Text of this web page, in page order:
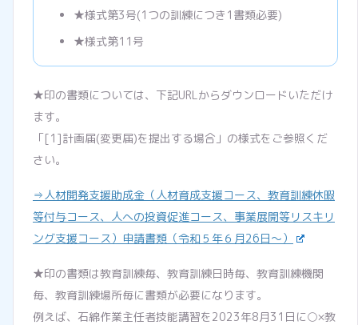
★様式第3号(1つの訓練につき1書類必要)
★様式第11号
★印の書類については、下記URLからダウンロードいただけ
ます。
「[1]計画届(変更届)を提出する場合」の様式をご参照くだ
さい。
⇒人材開発支援助成金（人材育成支援コース、教育訓練休暇
等付与コース、人への投資促進コース、事業展開等リスキリ
ング支援コース）申請書類（令和５年６月26日～）
★印の書類は教育訓練毎、教育訓練日時毎、教育訓練機関
毎、教育訓練場所毎に書類が必要になります。
例えば、石綿作業主任者技能講習を2023年8月31日に○×教